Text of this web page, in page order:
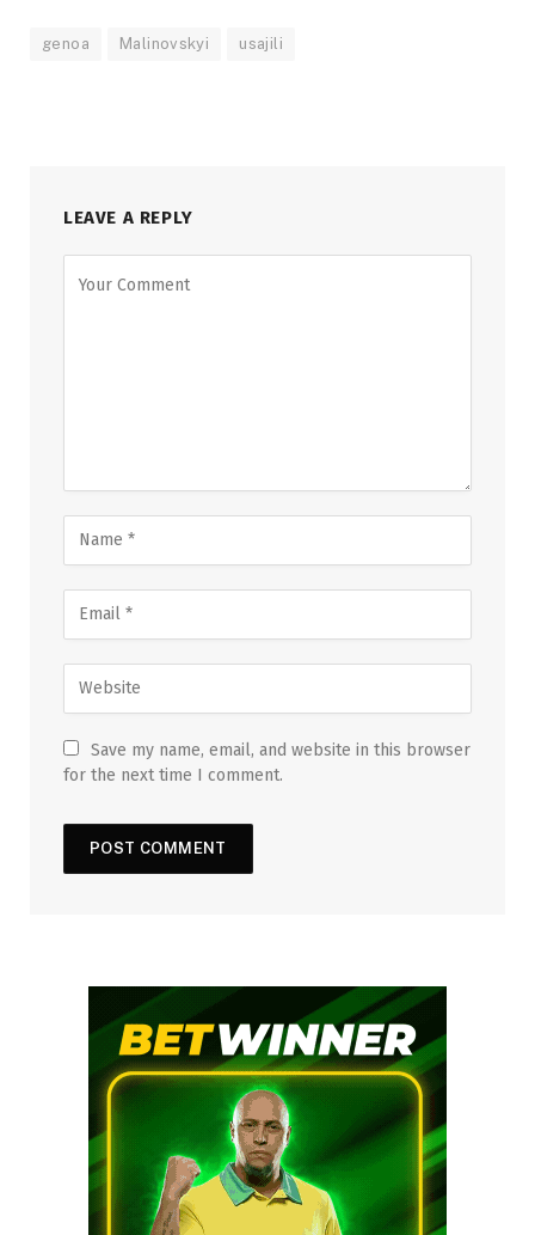
genoa Malinovskyi usajili
LEAVE A REPLY
Save my name, email, and website in this browser
for the next time I comment.